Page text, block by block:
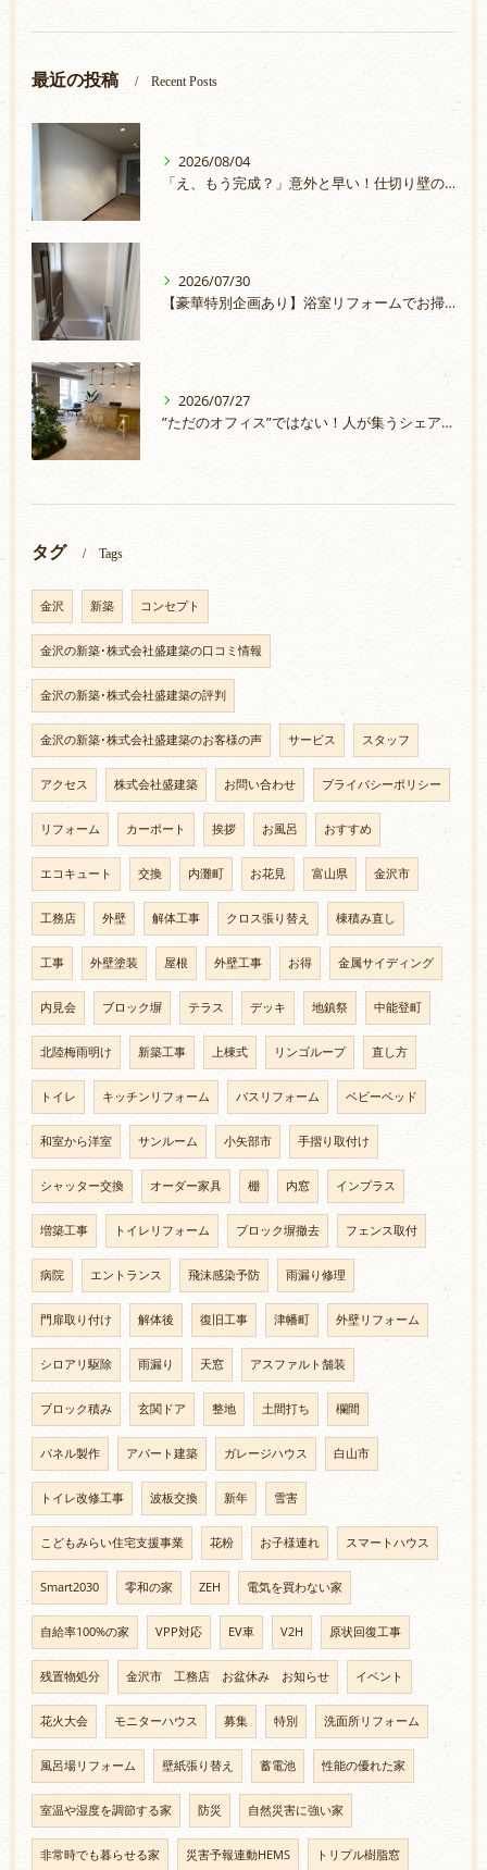
最近の投稿 Recent Posts
2026/08/04
「え、もう完成？」意外と早い！仕切り壁の取付
2026/07/30
【豪華特別企画あり】浴室リフォームでお掃除ラクラク＆安心のお風呂へ
2026/07/27
”ただのオフィス”ではない！人が集うシェアオフィスづくり
タグ Tags
金沢 新築 コンセプト
金沢の新築･株式会社盛建築の口コミ情報
金沢の新築･株式会社盛建築の評判
金沢の新築･株式会社盛建築のお客様の声 サービス スタッフ
アクセス 株式会社盛建築 お問い合わせ プライバシーポリシー
リフォーム カーポート 挨拶 お風呂 おすすめ
エコキュート 交換 内灘町 お花見 富山県 金沢市
工務店 外壁 解体工事 クロス張り替え 棟積み直し
工事 外壁塗装 屋根 外壁工事 お得 金属サイディング
内見会 ブロック塀 テラス デッキ 地鎮祭 中能登町
北陸梅雨明け 新築工事 上棟式 リンゴループ 直し方
トイレ キッチンリフォーム バスリフォーム ベビーベッド
和室から洋室 サンルーム 小矢部市 手摺り取付け
シャッター交換 オーダー家具 棚 内窓 インプラス
増築工事 トイレリフォーム ブロック塀撤去 フェンス取付
病院 エントランス 飛沫感染予防 雨漏り修理
門扉取り付け 解体後 復旧工事 津幡町 外壁リフォーム
シロアリ駆除 雨漏り 天窓 アスファルト舗装
ブロック積み 玄関ドア 整地 土間打ち 欄間
パネル製作 アパート建築 ガレージハウス 白山市
トイレ改修工事 波板交換 新年 雪害
こどもみらい住宅支援事業 花粉 お子様連れ スマートハウス
Smart2030 零和の家 ZEH 電気を買わない家
自給率100%の家 VPP対応 EV車 V2H 原状回復工事
残置物処分 金沢市 工務店 お盆休み お知らせ イベント
花火大会 モニターハウス 募集 特別 洗面所リフォーム
風呂場リフォーム 壁紙張り替え 蓄電池 性能の優れた家
室温や湿度を調節する家 防災 自然災害に強い家
非常時でも暮らせる家 災害予報連動HEMS トリプル樹脂窓